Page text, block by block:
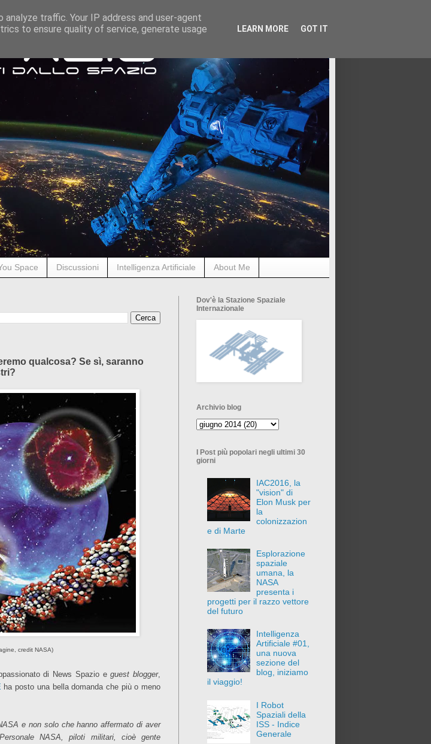
Space Discussioni Intelligenza Artificiale About Me
qualcosa? Se sì, saranno
credit NASA)
di News Spazio eguest blogger,
ha posto una bella domanda che più o meno
e non solo che hanno affermato di aver
NASA, piloti militari, cioè gente
Dov'è la Stazione Spaziale
Internazionale
Archivio blog
I Post più popolari negli ultimi 30
giorni
IAC2016, la
"vision" di
Elon Musk per
la
colonizzazion
e di Marte
Esplorazione
spaziale
umana, la
NASA
presenta i
progetti per il razzo vettore
del futuro
Intelligenza
Artificiale #01,
una nuova
sezione del
blog, iniziamo
il viaggio!
I Robot
Spaziali della
ISS - Indice
Generale
traffic. Your IP address and user-agent
to ensure quality of service, generate usage
LEARN MORE GOT IT